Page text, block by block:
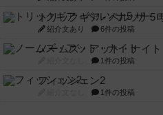
トリックギア - ペルソナ5
紹介文あり 6件の投稿
ノームズ・アット・ナイト
1件の投稿
フィッシェン2
1件の投稿